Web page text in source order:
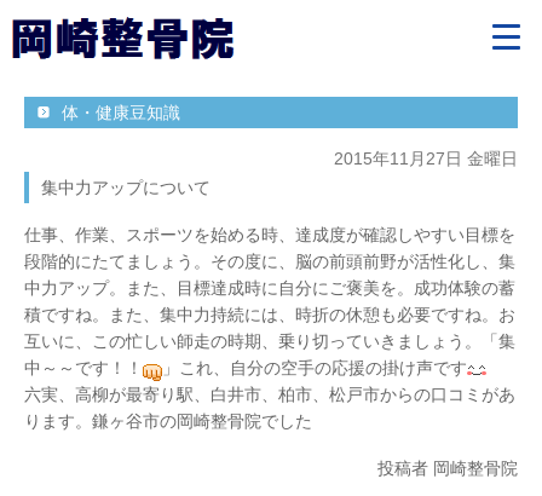
体・健康豆知識
2015年11月27日 金曜日
集中力アップについて
仕事、作業、スポーツを始める時、達成度が確認しやすい目標を
段階的にたてましょう。その度に、脳の前頭前野が活性化し、集
中力アップ。また、目標達成時に自分にご褒美を。成功体験の蓄
積ですね。また、集中力持続には、時折の休憩も必要ですね。お
互いに、この忙しい師走の時期、乗り切っていきましょう。「集
中～～です！！
」これ、自分の空手の応援の掛け声です
六実、高柳が最寄り駅、白井市、柏市、松戸市からの口コミがあ
ります。鎌ヶ谷市の岡崎整骨院でした
投稿者 岡崎整骨院